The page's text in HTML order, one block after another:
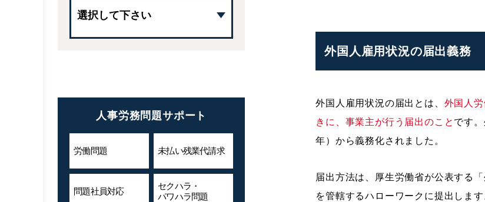
人事労務問題サポート
労働問題 未払い残業代請求
問題社員対応
セクハラ・
パワハラ問題
外国人雇用状況の届出義務
外国人雇用状況の届出とは、 外国人
きに、事業主が行う届出のこと です
年）から義務化されました。
届出方法は、厚生労働省が公表する
を管轄するハローワークに提出します